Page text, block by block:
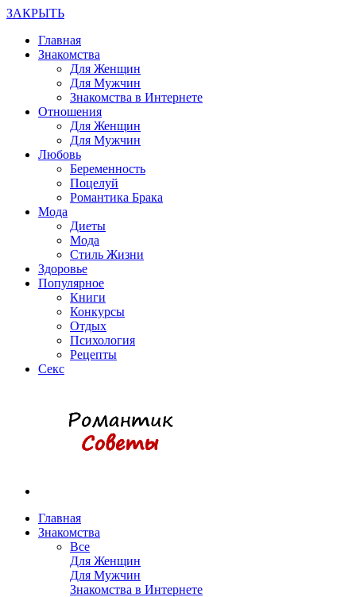
ЗАКРЫТЬ
Главная
Знакомства
Для Женщин
Для Мужчин
Знакомства в Интернете
Отношения
Для Женщин
Для Мужчин
Любовь
Беременность
Поцелуй
Романтика Брака
Мода
Диеты
Мода
Стиль Жизни
Здоровье
Популярное
Книги
Конкурсы
Отдых
Психология
Рецепты
Секс
Главная
Знакомства
Все
Для Женщин
Для Мужчин
Знакомства в Интернете